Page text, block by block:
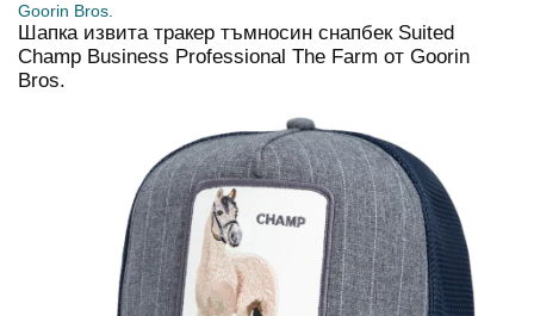
Goorin Bros.
Шапка извита тракер тъмносин снапбек Suited
Champ Business Professional The Farm от Goorin
Bros.